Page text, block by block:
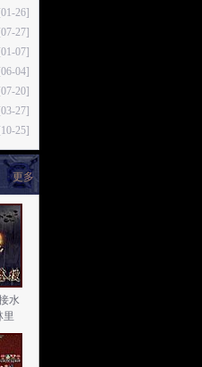
[01-26]
[07-27]
[01-07]
[06-04]
[07-20]
[03-27]
[10-25]
更多
水
里